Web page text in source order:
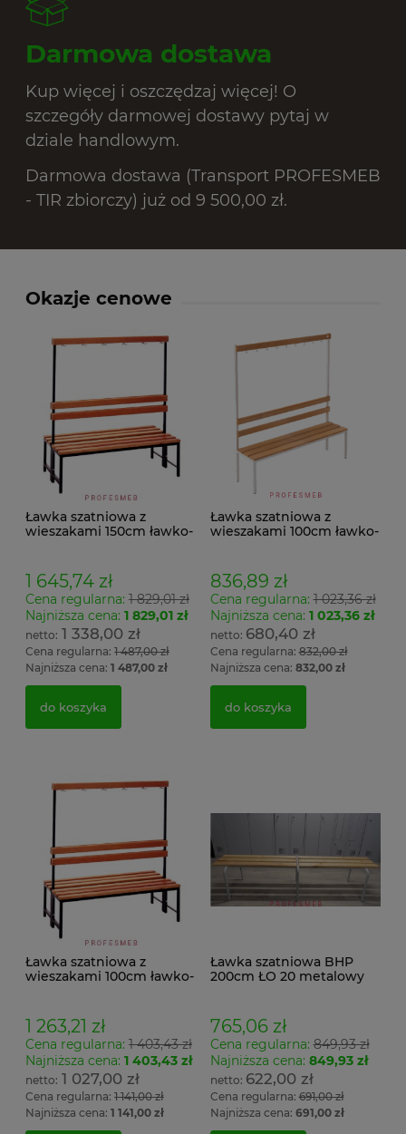
Darmowa dostawa
Kup więcej i oszczędzaj więcej! O
szczegóły darmowej dostawy pytaj w
dziale handlowym.
Darmowa dostawa (Transport PROFESMEB
- TIR zbiorczy) już od 9 500,00 zł.
Okazje cenowe
Ławka szatniowa z
wieszakami 150cm ławko-
1 645,74 zł
Cena regularna: 1 829,01 zł
Najniższa cena: 1 829,01 zł
1 338,00 zł
Cena regularna: 1 487,00 zł
Najniższa cena: 1 487,00 zł
do koszyka
Ławka szatniowa z
wieszakami 100cm ławko-
836,89 zł
Cena regularna:1 023,36 zł
Najniższa cena: 1 023,36 zł
680,40 zł
Cena regularna:832,00 zł
Najniższa cena: 832,00 zł
do koszyka
Ławka szatniowa z
wieszakami 100cm ławko-
1 263,21 zł
Cena regularna: 1 403,43 zł
Najniższa cena: 1 403,43 zł
1 027,00 zł
Cena regularna: 1 141,00 zł
Najniższa cena: 1 141,00 zł
Ławka szatniowa BHP
200cm ŁO 20 metalowy
765,06 zł
Cena regularna:849,93 zł
Najniższa cena: 849,93 zł
622,00 zł
Cena regularna:691,00 zł
Najniższa cena: 691,00 zł